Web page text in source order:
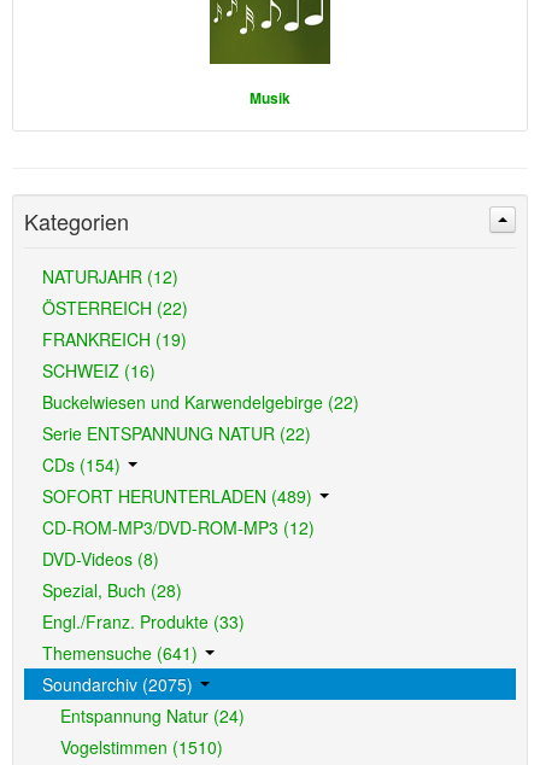
Musik
Kategorien
NATURJAHR (12)
ÖSTERREICH (22)
FRANKREICH (19)
SCHWEIZ (16)
Buckelwiesen und Karwendelgebirge (22)
Serie ENTSPANNUNG NATUR (22)
CDs (154)
SOFORT HERUNTERLADEN (489)
CD-ROM-MP3/DVD-ROM-MP3 (12)
DVD-Videos (8)
Spezial, Buch (28)
Engl./Franz. Produkte (33)
Themensuche (641)
Soundarchiv (2075)
Entspannung Natur (24)
Vogelstimmen (1510)